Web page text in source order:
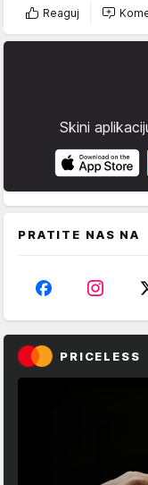
Reaguj
Skini
PRATITE NAS NA
PRICELESS